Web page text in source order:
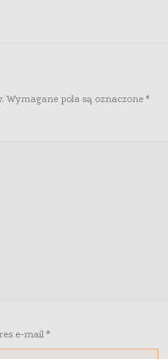
Wymagane pola są oznaczone *
e-mail *